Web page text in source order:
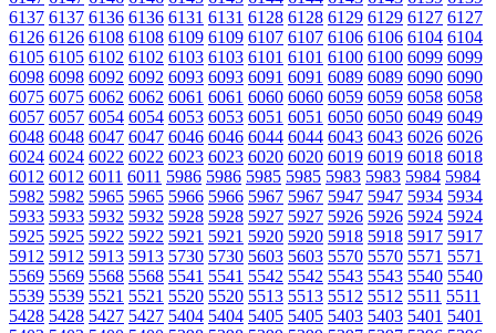
6137 6137 6136 6136 6131 6131 6128 6128 6129 6129 6127 6127
6126 6126 6108 6108 6109 6109 6107 6107 6106 6106 6104 6104
6105 6105 6102 6102 6103 6103 6101 6101 6100 6100 6099 6099
6098 6098 6092 6092 6093 6093 6091 6091 6089 6089 6090 6090
6075 6075 6062 6062 6061 6061 6060 6060 6059 6059 6058 6058
6057 6057 6054 6054 6053 6053 6051 6051 6050 6050 6049 6049
6048 6048 6047 6047 6046 6046 6044 6044 6043 6043 6026 6026
6024 6024 6022 6022 6023 6023 6020 6020 6019 6019 6018 6018
6012 6012 6011 6011 5986 5986 5985 5985 5983 5983 5984 5984
5982 5982 5965 5965 5966 5966 5967 5967 5947 5947 5934 5934
5933 5933 5932 5932 5928 5928 5927 5927 5926 5926 5924 5924
5925 5925 5922 5922 5921 5921 5920 5920 5918 5918 5917 5917
5912 5912 5913 5913 5730 5730 5603 5603 5570 5570 5571 5571
5569 5569 5568 5568 5541 5541 5542 5542 5543 5543 5540 5540
5539 5539 5521 5521 5520 5520 5513 5513 5512 5512 5511 5511
5428 5428 5427 5427 5404 5404 5405 5405 5403 5403 5401 5401